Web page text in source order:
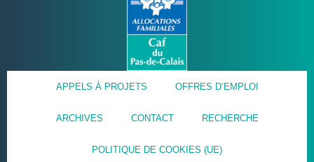
APPELS À PROJETS OFFRES D’EMPLOI
ARCHIVES CONTACT RECHERCHE
POLITIQUE DE COOKIES (UE)